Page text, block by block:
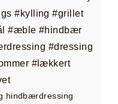
hindbærdressing